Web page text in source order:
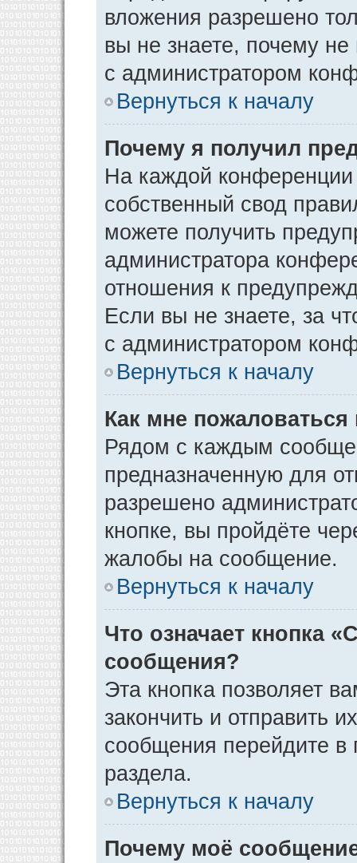
вложения разрешено
вы не знаете, почему
с администратором
Вернуться к началу
Почему я получил
На каждой конференции
собственный свод
можете получить
администратора
отношения к
Если вы не знаете, за
с администратором
Вернуться к началу
Как мне
Рядом с каждым
предназначенную для
разрешено
кнопке, вы пройдёте
жалобы на сообщение.
Вернуться к началу
Что означает кнопка
сообщения?
Эта кнопка позволяет
закончить и отправить
сообщения перейдите в
раздела.
Вернуться к началу
Почему моё